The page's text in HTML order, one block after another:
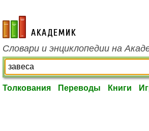
academic.ru
Словари и энциклопедии на
Толкования Переводы Книги